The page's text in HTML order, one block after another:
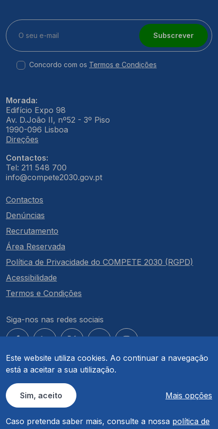
Este website utiliza cookies. Ao continuar a navegação
está a aceitar a sua utilização.
Sim, aceito Mais opções
Caso pretenda saber mais, consulte a nossa política de
Subscrever
Concordo com os Termos e Condições
Morada:
Edifício Expo 98
Av. D.João II, nº52 - 3º Piso
1990-096 Lisboa
Direções
Contactos:
Tel: 211 548 700
info@compete2030.gov.pt
Contactos
Denúncias
Recrutamento
Área Reservada
Política de Privacidade do COMPETE 2030 (RGPD)
Acessibilidade
Termos e Condições
Siga-nos nas redes sociais
© COMPETE 2030. Todos os direitos reservados.